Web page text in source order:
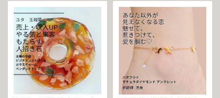
悪魔術師 ベリアル 魔術 悪魔術
黒魔術 おまじない 呪 本物 魔術
師 魔法 強力 ナンバー１ のし上
がる 願いを叶える 恋愛成就 か
わいい 綺麗